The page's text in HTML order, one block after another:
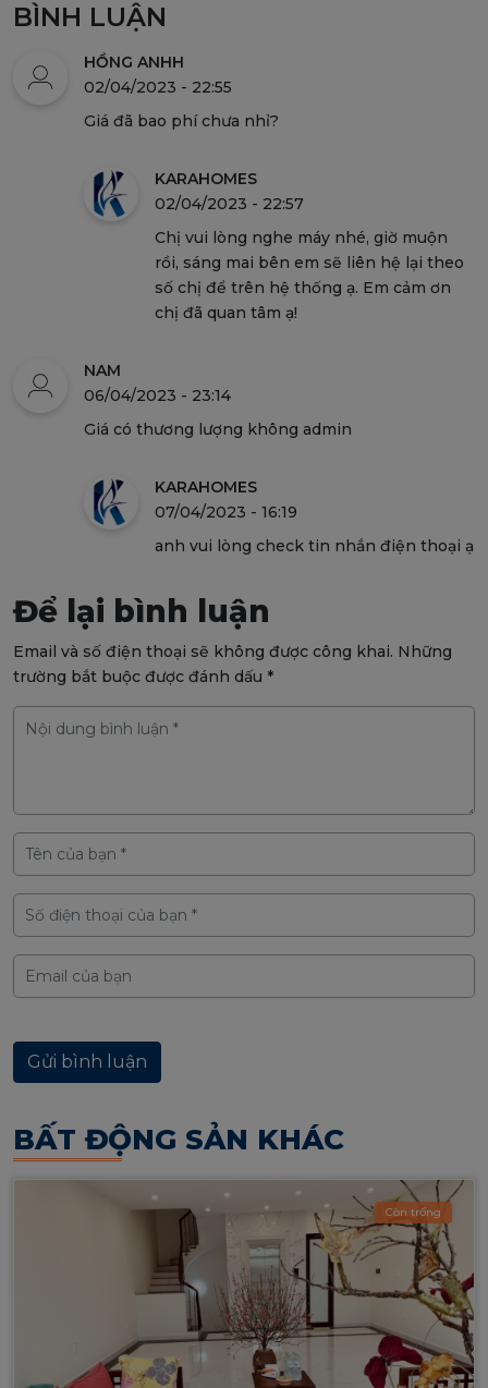
BÌNH LUẬN
HỒNG ANHH
02/04/2023 - 22:55
Giá đã bao phí chưa nhỉ?
KARAHOMES
02/04/2023 - 22:57
Chị vui lòng nghe máy nhé, giờ muộn
rồi, sáng mai bên em sẽ liên hệ lại theo
số chị để trên hệ thống ạ. Em cảm ơn
chị đã quan tâm ạ!
NAM
06/04/2023 - 23:14
Giá có thương lượng không admin
KARAHOMES
07/04/2023 - 16:19
anh vui lòng check tin nhắn điện thoại ạ
Để lại bình luận
Email và số điện thoại sẽ không được công khai. Những
trường bắt buộc được đánh dấu *
BẤT ĐỘNG SẢN KHÁC
Còn trống